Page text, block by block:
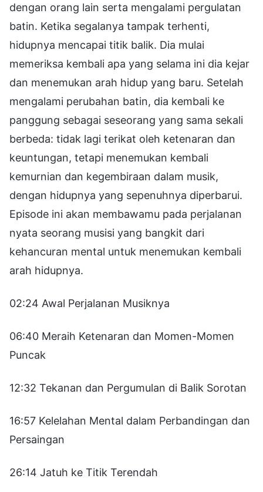
dengan orang lain serta mengalami pergulatan
batin. Ketika segalanya tampak terhenti,
hidupnya mencapai titik balik. Dia mulai
memeriksa kembali apa yang selama ini dia kejar
dan menemukan arah hidup yang baru. Setelah
mengalami perubahan batin, dia kembali ke
panggung sebagai seseorang yang sama sekali
berbeda: tidak lagi terikat oleh ketenaran dan
keuntungan, tetapi menemukan kembali
kemurnian dan kegembiraan dalam musik,
dengan hidupnya yang sepenuhnya diperbarui.
Episode ini akan membawamu pada perjalanan
nyata seorang musisi yang bangkit dari
kehancuran mental untuk menemukan kembali
arah hidupnya.
02:24 Awal Perjalanan Musiknya
06:40 Meraih Ketenaran dan Momen-Momen
Puncak
12:32 Tekanan dan Pergumulan di Balik Sorotan
16:57 Kelelahan Mental dalam Perbandingan dan
Persaingan
26:14 Jatuh ke Titik Terendah